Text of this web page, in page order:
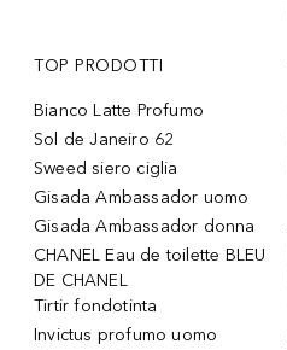
TOP PRODOTTI
Bianco Latte Profumo
Sol de Janeiro 62
Sweed siero ciglia
Gisada Ambassador uomo
Gisada Ambassador donna
CHANEL Eau de toilette BLEU
DE CHANEL
Tirtir fondotinta
Invictus profumo uomo